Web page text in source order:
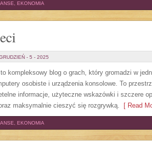
EKONOMIA
- 5 - 2025
kompleksowy blog o grach, który gromadzi w
osobiste i urządzenia konsolowe. To
informacje, użyteczne wskazówki i szczere
maksymalnie cieszyć się rozgrywką. [ Read
EKONOMIA